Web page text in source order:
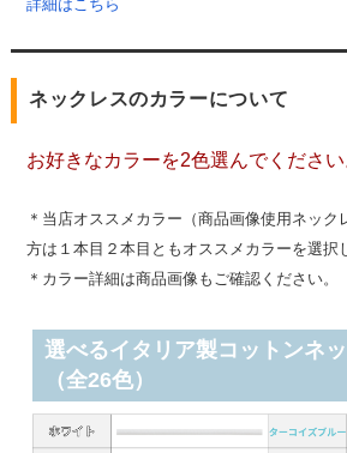
詳細はこちら
ネックレスのカラーについて
お好きなカラーを2色選んでください
＊当店オススメカラー（商品画像使用ネック
方は１本目２本目ともオススメカラーを選択
＊カラー詳細は商品画像もご確認ください
選べるイタリア製コットンネ
（全26色）